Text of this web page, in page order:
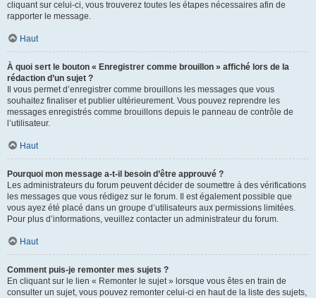
cliquant sur celui-ci, vous trouverez toutes les étapes nécessaires afin de
rapporter le message.
Haut
À quoi sert le bouton « Enregistrer comme brouillon » affiché lors de la
rédaction d’un sujet ?
Il vous permet d’enregistrer comme brouillons les messages que vous
souhaitez finaliser et publier ultérieurement. Vous pouvez reprendre les
messages enregistrés comme brouillons depuis le panneau de contrôle de
l’utilisateur.
Haut
Pourquoi mon message a-t-il besoin d’être approuvé ?
Les administrateurs du forum peuvent décider de soumettre à des vérifications
les messages que vous rédigez sur le forum. Il est également possible que
vous ayez été placé dans un groupe d’utilisateurs aux permissions limitées.
Pour plus d’informations, veuillez contacter un administrateur du forum.
Haut
Comment puis-je remonter mes sujets ?
En cliquant sur le lien « Remonter le sujet » lorsque vous êtes en train de
consulter un sujet, vous pouvez remonter celui-ci en haut de la liste des sujets,